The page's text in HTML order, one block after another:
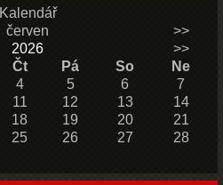
Kalendář
červen
>>
2026
>>
Čt Pá So
Ne
4 5 6
7
11 12 13
14
18 19 20
21
25 26 27
28